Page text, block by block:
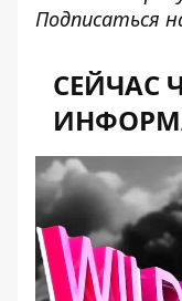
Подписаться
СЕЙЧАС